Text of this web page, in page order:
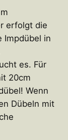
erfolgt die
Impdübel in
es. Für
20cm
Wenn
Dübeln mit